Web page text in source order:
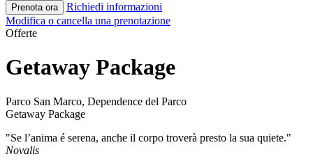
Prenota ora
Richiedi informazioni
Modifica o cancella una prenotazione
Offerte
Getaway Package
Parco San Marco, Dependence del Parco
Getaway Package
"Se l’anima é serena, anche il corpo troverà presto la sua quiete."
Novalis